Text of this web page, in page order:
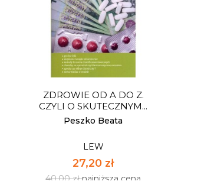
ZDROWIE OD A DO Z.
CZYLI O SKUTECZNYM...
Peszko Beata
LEW
27,20 zł
40,00 złnajniższa cena